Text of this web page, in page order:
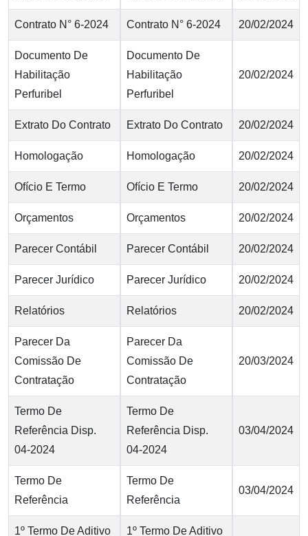
Contrato N° 6-2024 Contrato N° 6-2024 20/02/2024
Documento De
Habilitação
Perfuribel
Documento De
Habilitação
Perfuribel
20/02/2024
Extrato Do Contrato Extrato Do Contrato 20/02/2024
Homologação Homologação 20/02/2024
Ofício E Termo Ofício E Termo 20/02/2024
Orçamentos Orçamentos 20/02/2024
Parecer Contábil Parecer Contábil 20/02/2024
Parecer Jurídico Parecer Jurídico 20/02/2024
Relatórios Relatórios 20/02/2024
Parecer Da
Comissão De
Contratação
Parecer Da
Comissão De
Contratação
20/03/2024
Termo De
Referência Disp.
04-2024
Termo De
Referência Disp.
04-2024
03/04/2024
Termo De
Referência
Termo De
Referência
03/04/2024
1º Termo De Aditivo
1º Termo De Aditivo